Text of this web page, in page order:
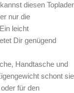
diesen Toplader
nur die
leicht
Dir genügend
Handtasche und
schont sie
für den